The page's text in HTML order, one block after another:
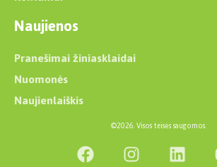
Naujienos
Pranešimai žiniasklaidai
Nuomonės
Naujienlaiškis
©2026. Visos teisės saugomos.